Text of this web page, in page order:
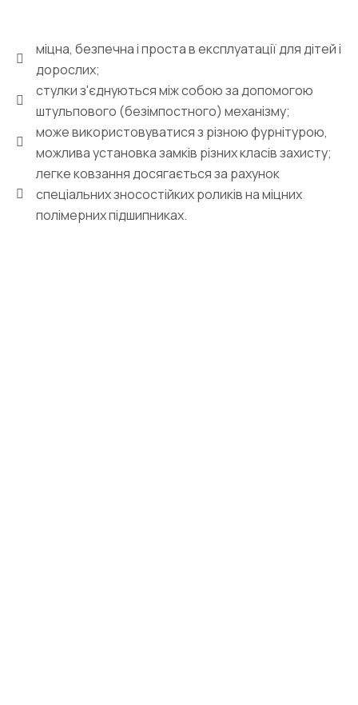
міцна, безпечна і проста в експлуатації для дітей і
дорослих;
стулки з'єднуються між собою за допомогою
штульпового (безімпостного) механізму;
може використовуватися з різною фурнітурою,
можлива установка замків різних класів захисту;
легке ковзання досягається за рахунок
спеціальних зносостійких роликів на міцних
полімерних підшипниках.